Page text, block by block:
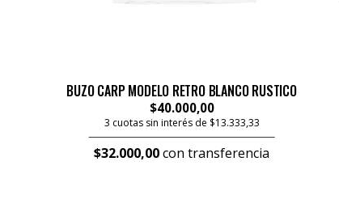
BUZO CARP MODELO RETRO BLANCO RUSTICO
$40.000,00
3 cuotas sin interés de $13.333,33
$32.000,00con transferencia